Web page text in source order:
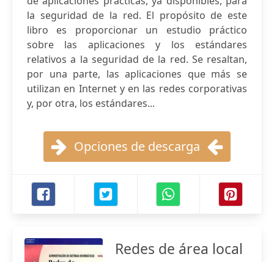
la seguridad de la red. El propósito de este
libro es proporcionar un estudio práctico
sobre las aplicaciones y los estándares
relativos a la seguridad de la red. Se resaltan,
por una parte, las aplicaciones que más se
utilizan en Internet y en las redes corporativas
y, por otra, los estándares...
Opciones de descarga
Redes de área local